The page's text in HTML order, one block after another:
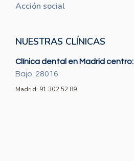
Acción social
NUESTRAS CLÍNICAS
Clínica dental en Madrid centro:
Bajo. 28016
Madrid: 91 302 52 89